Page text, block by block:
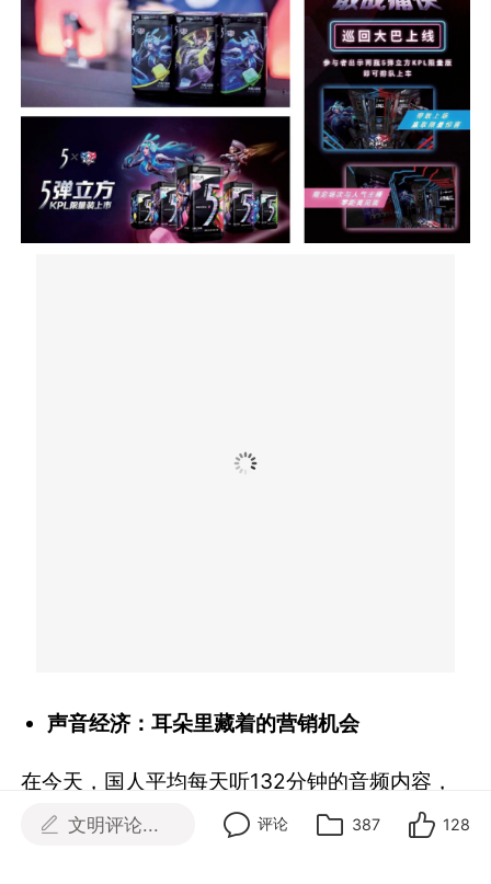
声音经济：耳朵里藏着的营销机会
在今天，国人平均每天听132分钟的音频内容，
媒介本身就拥有着巨大的黏性。音频使用习惯逐
文明评论... 评论 387 128